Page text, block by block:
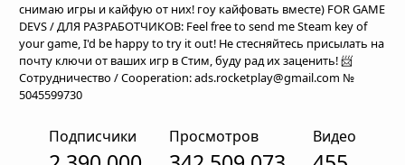
снимаю игры и кайфую от них! гоу кайфовать вместе) FOR GAME
DEVS / ДЛЯ РАЗРАБОТЧИКОВ: Feel free to send me Steam key of
your game, I'd be happy to try it out! Не стесняйтесь присылать на
почту ключи от ваших игр в Стим, буду рад их заценить! 📨
Сотрудничество / Cooperation: ads.rocketplay@gmail.com №
5045599730
Подписчики Просмотров Видео